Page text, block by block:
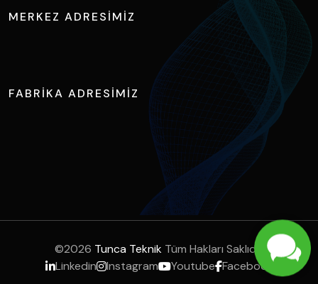
MERKEZ ADRESIMIZ
Ihlamur Caddesi, NOSAB No:2 Nilüfer / BURSA
FABRIKA ADRESIMIZ
Hasanağa OSB. 5.Cd. No:15 Nilüfer / BURSA
©2026 Tunca TeknikTüm Hakları Saklıdır.
Linkedin
Instagram Youtube Facebook